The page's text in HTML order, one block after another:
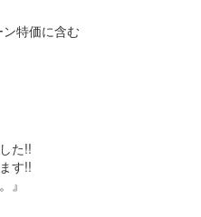
特価に含む
た!!
す!!
』